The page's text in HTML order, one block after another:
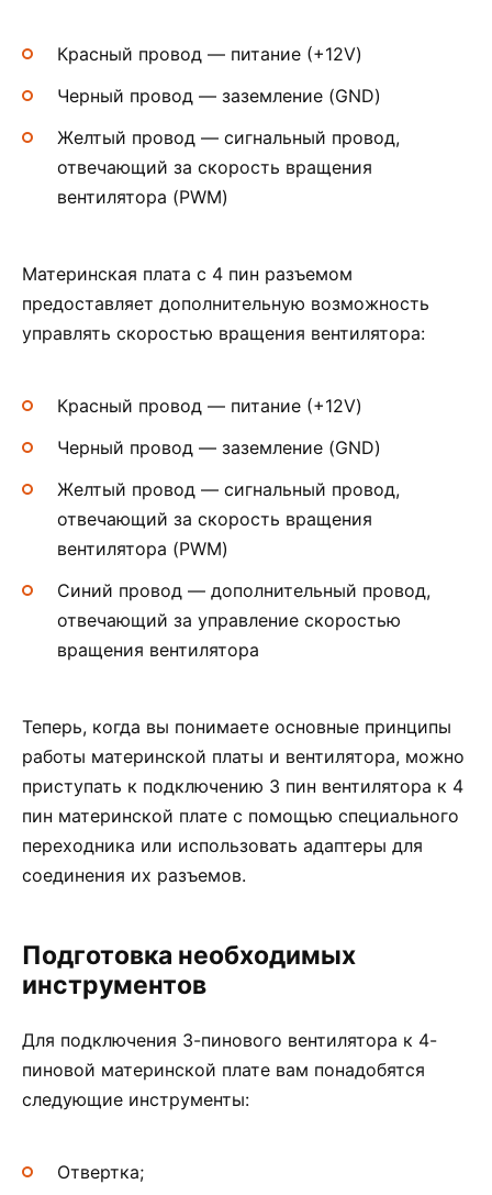
Красный провод — питание (+12V)
Черный провод — заземление (GND)
Желтый провод — сигнальный провод,
отвечающий за скорость вращения
вентилятора (PWM)
Материнская плата с 4 пин разъемом
предоставляет дополнительную возможность
управлять скоростью вращения вентилятора:
Красный провод — питание (+12V)
Черный провод — заземление (GND)
Желтый провод — сигнальный провод,
отвечающий за скорость вращения
вентилятора (PWM)
Синий провод — дополнительный провод,
отвечающий за управление скоростью
вращения вентилятора
Теперь, когда вы понимаете основные принципы
работы материнской платы и вентилятора, можно
приступать к подключению 3 пин вентилятора к 4
пин материнской плате с помощью специального
переходника или использовать адаптеры для
соединения их разъемов.
Подготовка необходимых
инструментов
Для подключения 3-пинового вентилятора к 4-
пиновой материнской плате вам понадобятся
следующие инструменты:
Отвертка;